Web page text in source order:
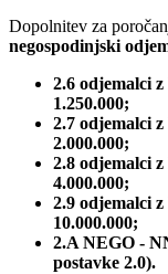
Dopolnitev za
negospodinjski
2.6 odjemalci
1.250.000;
2.7 odjemalci
2.000.000;
2.8 odjemalci
4.000.000;
2.9 odjemalci
10.000.000;
2.A NEGO -
postavke 2.0).